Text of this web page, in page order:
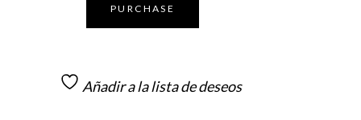
PURCHASE
Añadir a la lista de deseos